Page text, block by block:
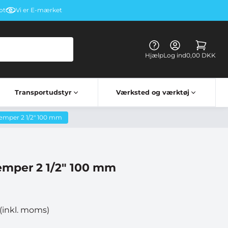
Vi er E-mærket
HjælpLog ind0,00 DKK
Transportudstyr Værksted og værktøj
2 1/2" 100 mm
2 1/2" 100 mm
(inkl. moms)